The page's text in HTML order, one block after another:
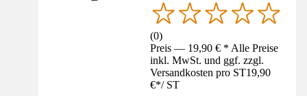
(0)
Preis — 19,90 € * Alle Preise
inkl. MwSt. und ggf. zzgl.
Versandkosten pro ST19,90
€*/ ST